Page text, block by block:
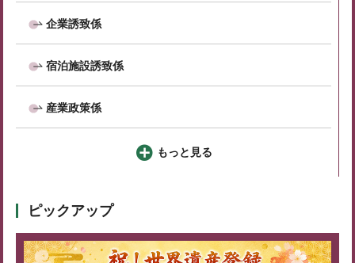
企業誘致係
宿泊施設誘致係
産業政策係
もっと見る
ピックアップ